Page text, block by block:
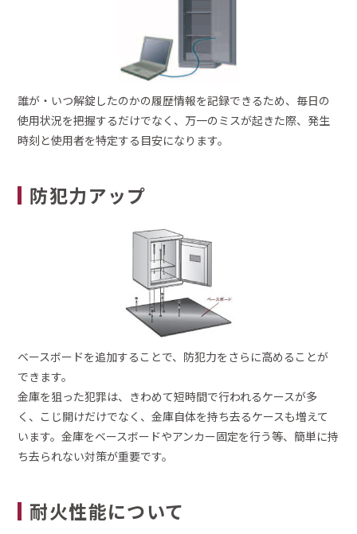
誰が・いつ解錠したのかの履歴情報を記録できるため、毎日の
使用状況を把握するだけでなく、万一のミスが起きた際、発生
時刻と使用者を特定する目安になります。
防犯力アップ
ベースボードを追加することで、防犯力をさらに高めることが
できます。
金庫を狙った犯罪は、きわめて短時間で行われるケースが多
く、こじ開けだけでなく、金庫自体を持ち去るケースも増えて
います。金庫をベースボードやアンカー固定を行う等、簡単に持
ち去られない対策が重要です。
耐火性能について